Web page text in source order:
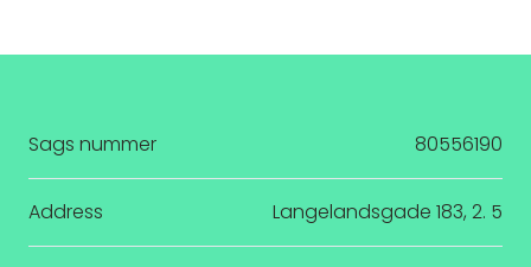
Sags nummer 80556190
Address Langelandsgade 183, 2. 5